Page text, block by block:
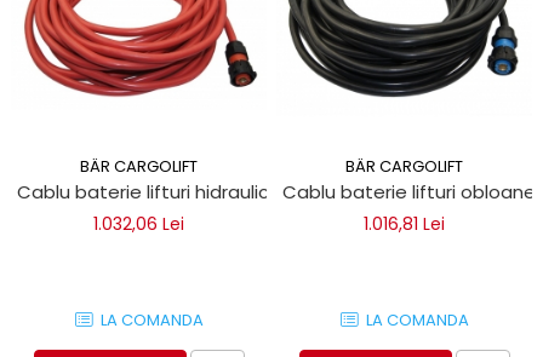
BÄR CARGOLIFT
Cablu baterie lifturi hidraulice Bar Cargolift
1.032,06 Lei
LA COMANDA
BÄR CARGOLIFT
Cablu baterie lifturi obloane
1.016,81 Lei
LA COMANDA